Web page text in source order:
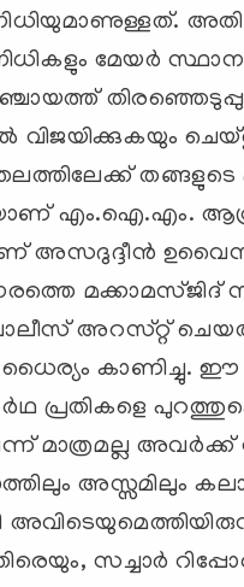
മേയര്‍
വിജയിക്കുകയും
എം.ഐ.എം.
അസദുദ്ദീന്‍
അറസ്‌റ്റ്‌
ധൈര്യം
പ്രതികളെ
മാത്രമല്ല
അസ്സമിലും
സച്ചാര്‍